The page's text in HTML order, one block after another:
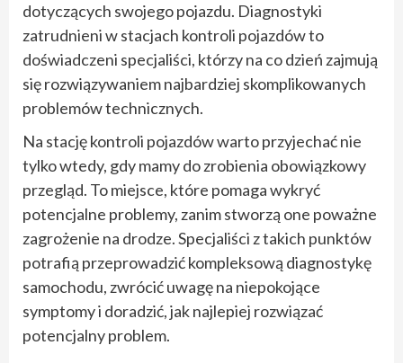
dotyczących swojego pojazdu. Diagnostyki
zatrudnieni w stacjach kontroli pojazdów to
doświadczeni specjaliści, którzy na co dzień zajmują
się rozwiązywaniem najbardziej skomplikowanych
problemów technicznych.
Na stację kontroli pojazdów warto przyjechać nie
tylko wtedy, gdy mamy do zrobienia obowiązkowy
przegląd. To miejsce, które pomaga wykryć
potencjalne problemy, zanim stworzą one poważne
zagrożenie na drodze. Specjaliści z takich punktów
potrafią przeprowadzić kompleksową diagnostykę
samochodu, zwrócić uwagę na niepokojące
symptomy i doradzić, jak najlepiej rozwiązać
potencjalny problem.